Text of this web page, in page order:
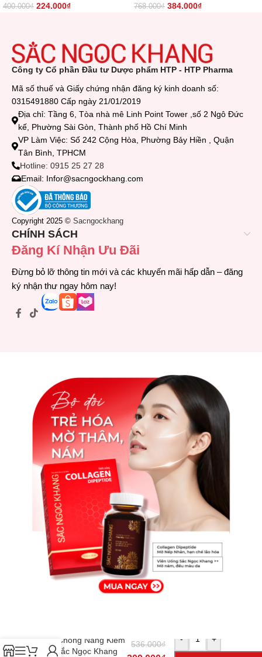
400.000₫ 224.000₫ 768.000₫ 384.000₫
Công ty Cổ phần Đầu tư Dược phẩm HTP - HTP Pharma
Mã số thuế và Giấy chứng nhận đăng ký kinh doanh số:
0315491880 Cấp ngày 21/01/2019
Địa chỉ: Tầng 6, Tòa nhà mê Linh Point Tower ,số 2 Ngô Đức
kế, Phường Sài Gòn, Thành phố Hồ Chí Minh
VP Làm Việc: Số 242 Cộng Hòa, Phường Bảy Hiền , Quận
Tân Bình, TPHCM
Hotline: 0915 25 27 28
Email: Infor@sacngockhang.com
Copyright 2025 © Sacngockhang
CHÍNH SÁCH
Đăng Kí Nhận Ưu Đãi
Đừng bỏ lỡ thông tin mới và các khuyến mãi hấp dẫn – đăng
ký nhận thư ngay hôm nay!
Kem Chống Nắng Kiềm
Dầu Sắc Ngọc Khang
536.000₫
- +